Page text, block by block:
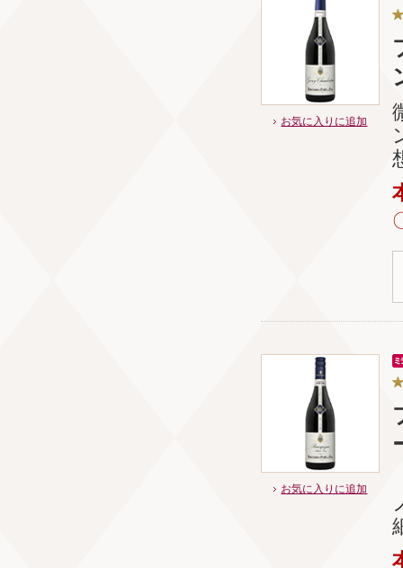
お気に入りに追加
お気に入りに追加